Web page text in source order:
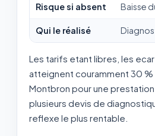
Risque si absent Baisse
Qui le réalisé
Les tarifs etant libres, les
atteignent couramment 30
Montbron pour une
plusieurs devis de
reflexe le plus rentable.